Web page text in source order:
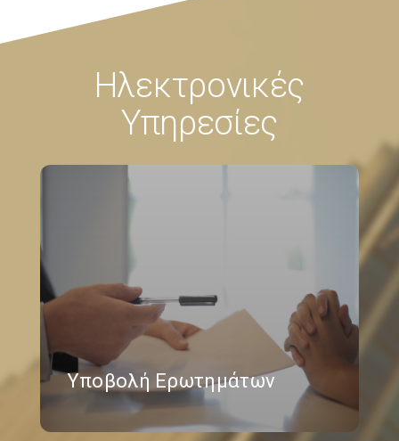
Ηλεκτρονικές
Υπηρεσίες
Υποβολή Ερωτημάτων